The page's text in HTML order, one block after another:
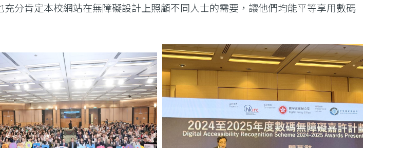
分肯定本校網站在無障礙設計上照顧不同人士的需要，讓他們均能平等享用數碼